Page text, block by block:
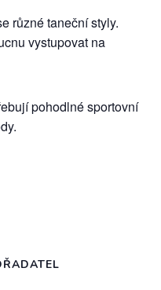
různé taneční styly.
vystupovat na
pohodlné sportovní